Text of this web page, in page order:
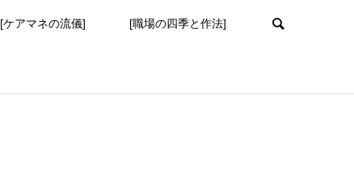
[ケアマネの流儀] [職場の四季と作法]